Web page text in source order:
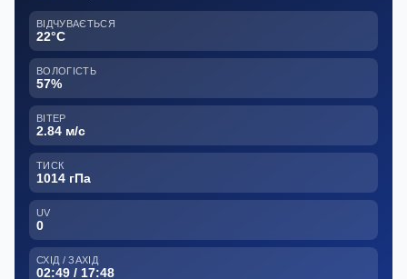
ВІДЧУВАЄТЬСЯ
22°C
ВОЛОГІСТЬ
57%
ВІТЕР
2.84 м/с
ТИСК
1014 гПа
UV
0
СХІД / ЗАХІД
02:49 / 17:48